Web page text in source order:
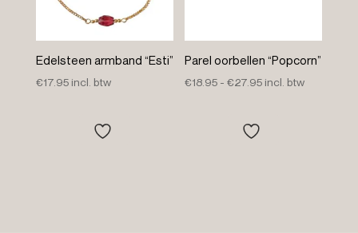
Edelsteen armband “Esti”
€17.95 incl. btw
Parel oorbellen “Popcorn”
€18.95 - €27.95Prijsklasse:
incl. btw